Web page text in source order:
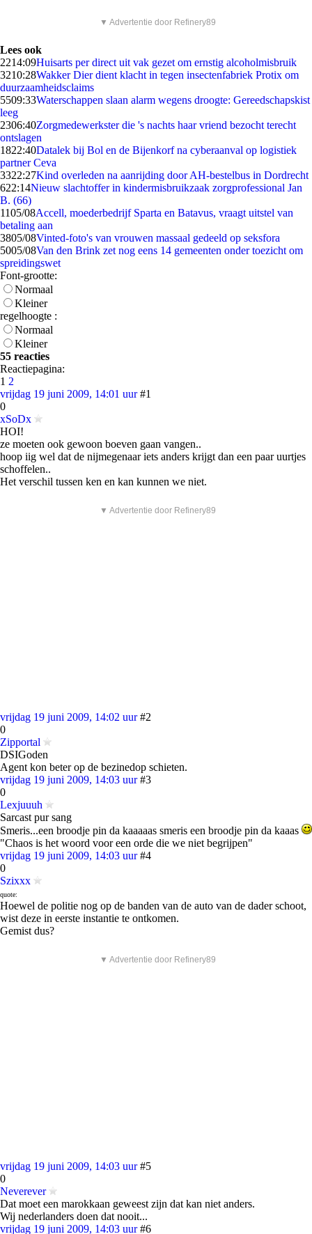
▼ Advertentie door Refinery89
Lees ook
2214:09Huisarts per direct uit vak gezet om ernstig alcoholmisbruik
3210:28Wakker Dier dient klacht in tegen insectenfabriek Protix om
duurzaamheidsclaims
5509:33Waterschappen slaan alarm wegens droogte: Gereedschapskist
leeg
2306:40Zorgmedewerkster die 's nachts haar vriend bezocht terecht
ontslagen
1822:40Datalek bij Bol en de Bijenkorf na cyberaanval op logistiek
partner Ceva
3322:27Kind overleden na aanrijding door AH-bestelbus in Dordrecht
622:14Nieuw slachtoffer in kindermisbruikzaak zorgprofessional Jan
B. (66)
1105/08Accell, moederbedrijf Sparta en Batavus, vraagt uitstel van
betaling aan
3805/08Vinted-foto's van vrouwen massaal gedeeld op seksfora
5005/08Van den Brink zet nog eens 14 gemeenten onder toezicht om
spreidingswet
Font-grootte:
Normaal
Kleiner
regelhoogte :
Normaal
Kleiner
55 reacties
Reactiepagina:
1 2
vrijdag 19 juni 2009, 14:01 uur #1
0
xSoDx
HOI!
ze moeten ook gewoon boeven gaan vangen..
hoop iig wel dat de nijmegenaar iets anders krijgt dan een paar uurtjes
schoffelen..
Het verschil tussen ken en kan kunnen we niet.
▼ Advertentie door Refinery89
vrijdag 19 juni 2009, 14:02 uur #2
0
Zipportal
DSIGoden
Agent kon beter op de bezinedop schieten.
vrijdag 19 juni 2009, 14:03 uur #3
0
Lexjuuuh
Sarcast pur sang
Smeris...een broodje pin da kaaaaas smeris een broodje pin da kaaas
"Chaos is het woord voor een orde die we niet begrijpen"
vrijdag 19 juni 2009, 14:03 uur #4
0
Szixxx
quote:
Hoewel de politie nog op de banden van de auto van de dader schoot,
wist deze in eerste instantie te ontkomen.
Gemist dus?
▼ Advertentie door Refinery89
vrijdag 19 juni 2009, 14:03 uur #5
0
Neverever
Dat moet een marokkaan geweest zijn dat kan niet anders.
Wij nederlanders doen dat nooit...
vrijdag 19 juni 2009, 14:03 uur #6